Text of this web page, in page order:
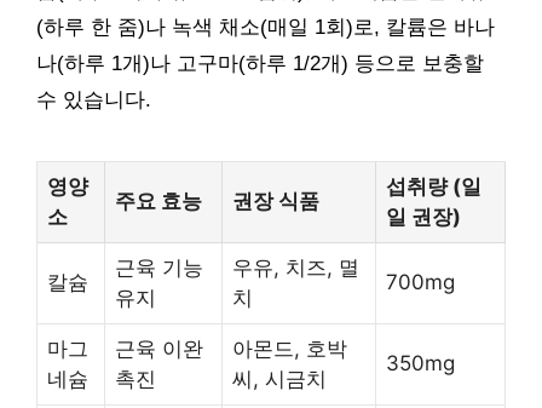
(하루 한 줌)나 녹색 채소(매일 1회)로, 칼륨은 바나
나(하루 1개)나 고구마(하루 1/2개) 등으로 보충할
수 있습니다.
영양
소
주요 효능 권장 식품
섭취량 (일
일 권장)
칼슘
근육 기능
유지
우유, 치즈, 멸
치
700mg
마그
네슘
근육 이완
촉진
아몬드, 호박
씨, 시금치
350mg